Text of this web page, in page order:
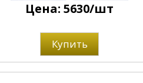
Цена: 5630/шт
Купить